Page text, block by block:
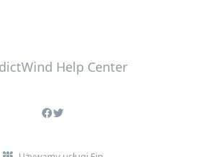
Help Center